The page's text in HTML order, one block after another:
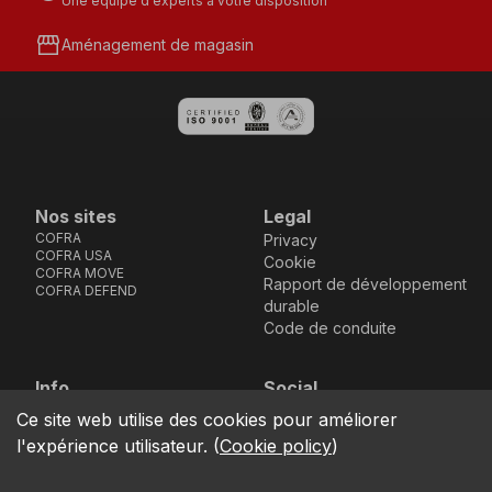
storefrontAménagement de magasin
Nos sites
COFRA
COFRA USA
COFRA MOVE
COFRA DEFEND
Legal
Privacy
Cookie
Rapport de développement
durable
Code de conduite
Info
location_on
Via dell’Euro 53-57-59,
76121 Barletta - BT -
ITALIA
Social
Facebook
Instagram
Youtube
LinkedIn
Ce site web utilise des cookies pour améliorer
l'expérience utilisateur. (Cookie policy)